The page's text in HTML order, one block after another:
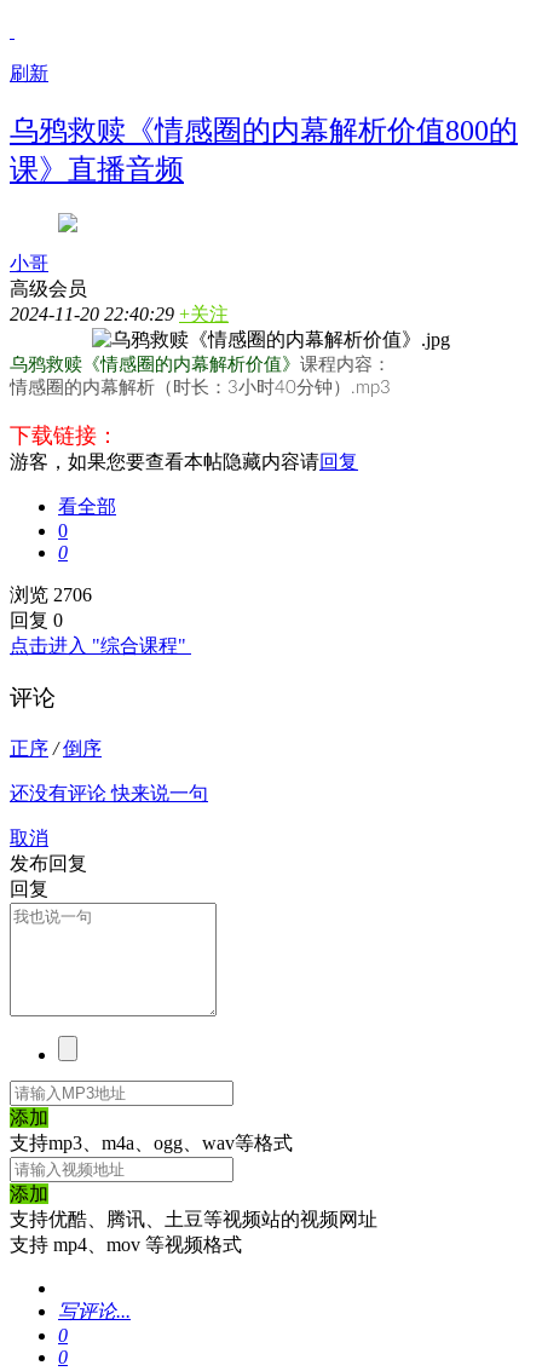
刷新
乌鸦救赎《情感圈的内幕解析价值800的
课》直播音频
小哥
高级会员
2024-11-20 22:40:29 +关注
乌鸦救赎《情感圈的内幕解析价值》 课程内容：
情感圈的内幕解析（时长：3小时40分钟）.mp3
下载链接：
游客，如果您要查看本帖隐藏内容请回复
看全部
0
0
浏览 2706
回复 0
点击进入 "综合课程"
评论
正序 / 倒序
还没有评论 快来说一句
取消
发布回复
回复
添加
支持mp3、m4a、ogg、wav等格式
添加
支持优酷、腾讯、土豆等视频站的视频网址
支持 mp4、mov 等视频格式
写评论...
0
0